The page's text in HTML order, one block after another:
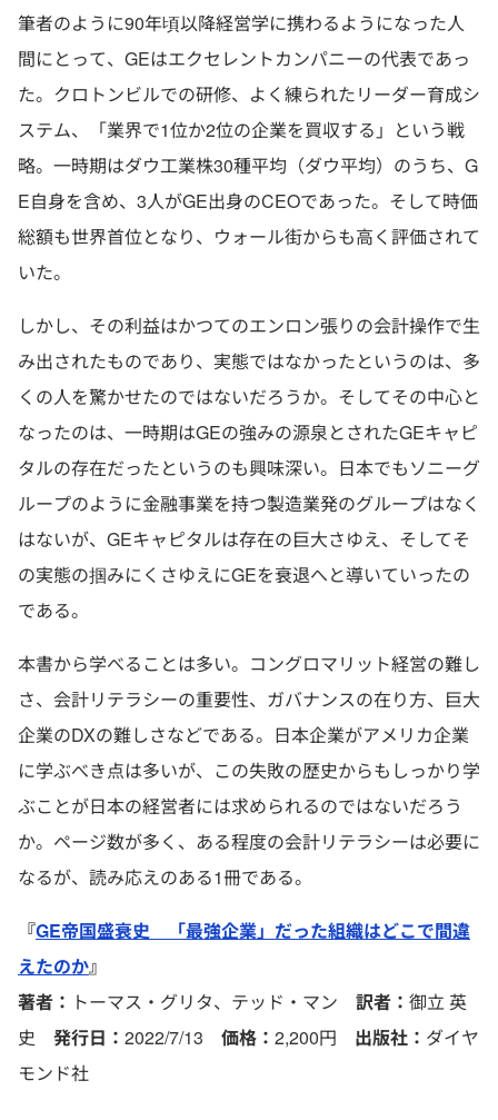
筆者のように90年頃以降経営学に携わるようになった人
間にとって、GEはエクセレントカンパニーの代表であっ
た。クロトンビルでの研修、よく練られたリーダー育成シ
ステム、「業界で1位か2位の企業を買収する」という戦
略。一時期はダウ工業株30種平均（ダウ平均）のうち、G
E自身を含め、3人がGE出身のCEOであった。そして時価
総額も世界首位となり、ウォール街からも高く評価されて
いた。
しかし、その利益はかつてのエンロン張りの会計操作で生
み出されたものであり、実態ではなかったというのは、多
くの人を驚かせたのではないだろうか。そしてその中心と
なったのは、一時期はGEの強みの源泉とされたGEキャピ
タルの存在だったというのも興味深い。日本でもソニーグ
ループのように金融事業を持つ製造業発のグループはなく
はないが、GEキャピタルは存在の巨大さゆえ、そしてそ
の実態の掴みにくさゆえにGEを衰退へと導いていったの
である。
本書から学べることは多い。コングロマリット経営の難し
さ、会計リテラシーの重要性、ガバナンスの在り方、巨大
企業のDXの難しさなどである。日本企業がアメリカ企業
に学ぶべき点は多いが、この失敗の歴史からもしっかり学
ぶことが日本の経営者には求められるのではないだろう
か。ページ数が多く、ある程度の会計リテラシーは必要に
なるが、読み応えのある1冊である。
『GE帝国盛衰史 「最強企業」だった組織はどこで間違
えたのか』
著者： トーマス・グリタ、テッド・マン 訳者： 御立 英
史 発行日： 2022/7/13 価格： 2,200円 出版社： ダイヤ
モンド社